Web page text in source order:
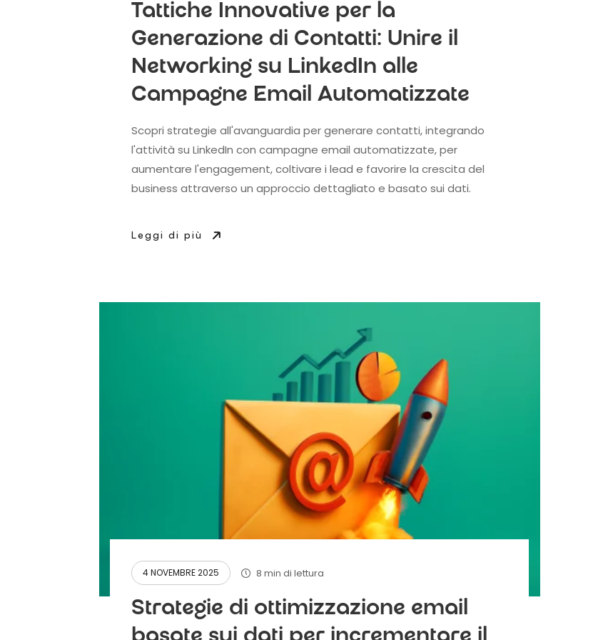
Tattiche Innovative per la
Generazione di Contatti: Unire il
Networking su LinkedIn alle
Campagne Email Automatizzate
Scopri strategie all'avanguardia per generare contatti, integrando
l'attività su LinkedIn con campagne email automatizzate, per
aumentare l'engagement, coltivare i lead e favorire la crescita del
business attraverso un approccio dettagliato e basato sui dati.
Leggi di più
4 NOVEMBRE 2025 8 min di lettura
Strategie di ottimizzazione email